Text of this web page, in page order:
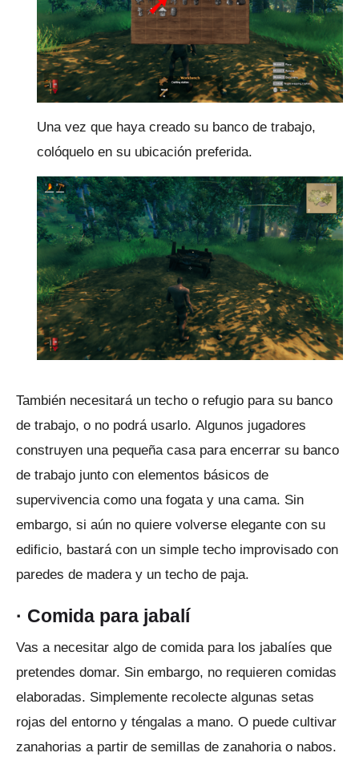
Una vez que haya creado su banco de trabajo,
colóquelo en su ubicación preferida.
También necesitará un techo o refugio para su banco
de trabajo, o no podrá usarlo. Algunos jugadores
construyen una pequeña casa para encerrar su banco
de trabajo junto con elementos básicos de
supervivencia como una fogata y una cama. Sin
embargo, si aún no quiere volverse elegante con su
edificio, bastará con un simple techo improvisado con
paredes de madera y un techo de paja.
· Comida para jabalí
Vas a necesitar algo de comida para los jabalíes que
pretendes domar. Sin embargo, no requieren comidas
elaboradas. Simplemente recolecte algunas setas
rojas del entorno y téngalas a mano. O puede cultivar
zanahorias a partir de semillas de zanahoria o nabos.